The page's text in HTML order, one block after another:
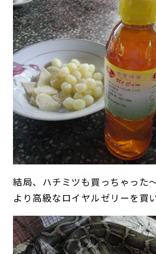
結局、ハチミツも買っちゃった
より高級なロイヤルゼリーを買